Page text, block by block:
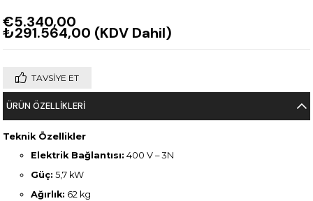
€5.340,00
₺291.564,00 (KDV Dahil)
TAVSIYE ET
ÜRÜN ÖZELLIKLERI
Teknik Özellikler
Elektrik Bağlantısı: 400 V – 3N
Güç: 5,7 kW
Ağırlık: 62 kg